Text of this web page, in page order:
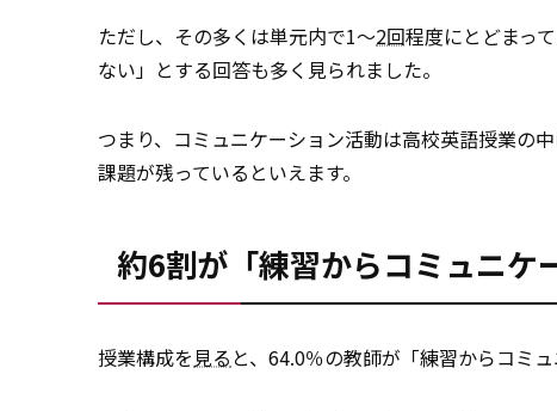
ただし、その多くは単元内で1～2回程度にとどまっ
ない」とする回答も多く見られました。
つまり、コミュニケーション活動は高校英語授業の
課題が残っているといえます。
約6割が「練習からコミュニケ
授業構成を見る と、64.0％の教師が「練習からコミ